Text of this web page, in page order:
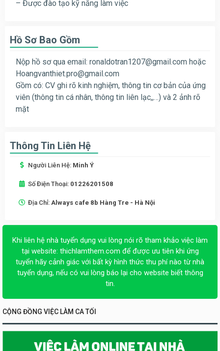
– Được đào tạo kỹ năng làm việc
Hồ Sơ Bao Gồm
Nộp hồ sơ qua email: ronaldotran1207@gmail.com hoặc
Hoangvanthiet.pro@gmail.com
Gồm có: CV ghi rõ kinh nghiệm, thông tin cơ bản của ứng
viên (thông tin cá nhân, thông tin liên lạc,,…) và 2 ảnh rõ
mặt
Thông Tin Liên Hệ
Người Liên Hệ: Minh Ý
Số Điện Thoại: 01226201508
Địa Chỉ: Always cafe 8b Hàng Tre - Hà Nội
Khi liên hệ nhà tuyển dụng vui lòng nói rõ tham khảo việc làm
tại website: thichlamthem.com để được ưu tiên khi ứng
tuyển hãy cảnh giác với bất kỳ hình thức thu phí nào từ nhà
tuyển dụng, nếu có vui lòng báo lại cho website biết thông
tin.
CỘNG ĐỒNG VIỆC LÀM CA TỐI